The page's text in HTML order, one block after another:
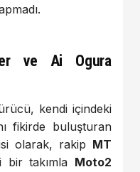
ve Ai Ogura
kendi içindeki
fikirde buluşturan
olarak, rakip MT
bir takımla Moto2